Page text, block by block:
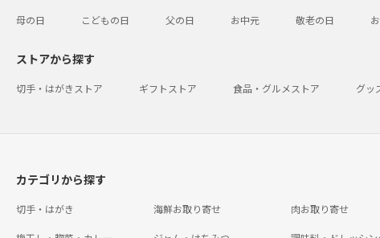
母の日 こどもの日 父の日 お中元 敬老の日
ストアから探す
切手・はがきストア ギフトストア 食品・グルメストア グッ
カテゴリから探す
切手・はがき 海鮮お取り寄せ 肉お取り寄せ